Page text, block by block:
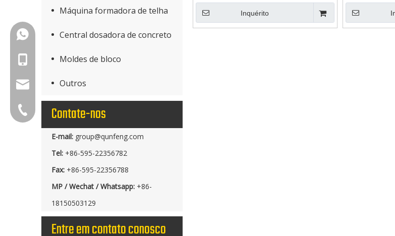
Máquina formadora de telha
Central dosadora de concreto
Moldes de bloco
Outros
Contate-nos
E-mail: group@qunfeng.com
Tel: +86-595-22356782
Fax: +86-595-22356788
MP / Wechat / Whatsapp: +86-
18150503129
Entre em contato conosco
Inquérito
+86-18150503129
+86-18150503129
group@qunfeng.com
+86-595 22356789